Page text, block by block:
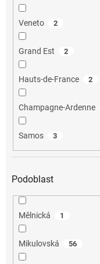
Veneto 2
Grand Est 2
Hauts-de-France 2
Champagne-Ardenne
Samos 3
Podoblast
Mělnická 1
Mikulovská 56